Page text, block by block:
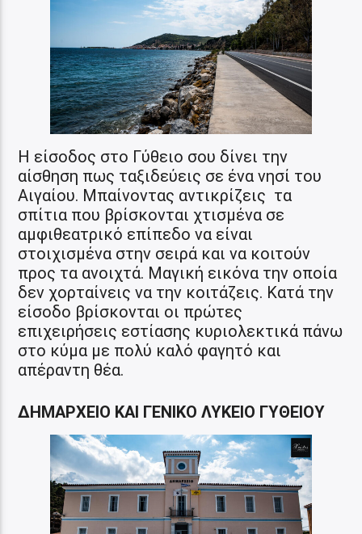
Η είσοδος στο Γύθειο σου δίνει την
αίσθηση πως ταξιδεύεις σε ένα νησί του
Αιγαίου. Μπαίνοντας αντικρίζεις τα
σπίτια που βρίσκονται χτισμένα σε
αμφιθεατρικό επίπεδο να είναι
στοιχισμένα στην σειρά και να κοιτούν
προς τα ανοιχτά. Μαγική εικόνα την οποία
δεν χορταίνεις να την κοιτάζεις. Κατά την
είσοδο βρίσκονται οι πρώτες
επιχειρήσεις εστίασης κυριολεκτικά πάνω
στο κύμα με πολύ καλό φαγητό και
απέραντη θέα.
ΔΗΜΑΡΧΕΙΟ ΚΑΙ ΓΕΝΙΚΟ ΛΥΚΕΙΟ ΓΥΘΕΙΟΥ